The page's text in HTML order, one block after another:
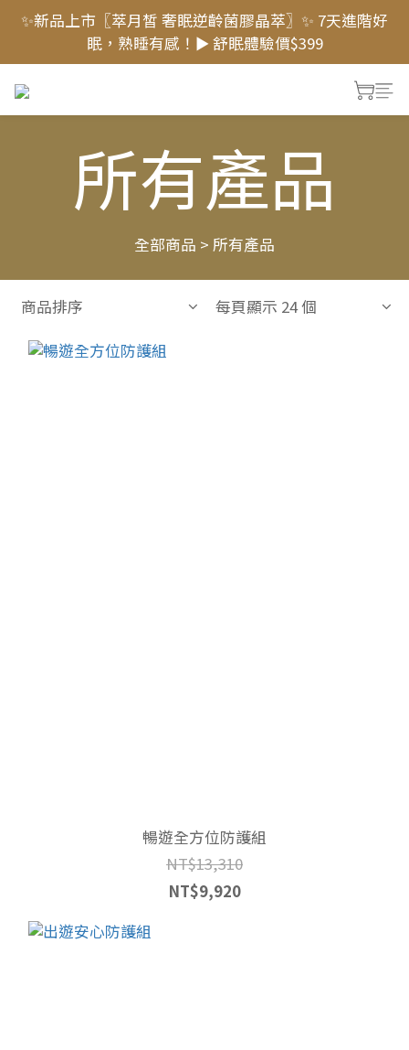
新會員登入送 1000元 購物金💰 首購 享『68折』，超
激優惠⚡
✨新品上市〖萃月皙 奢眠逆齡菌膠晶萃〗✨ 7天進階好
眠，熟睡有感！► 舒眠體驗價$399
新會員登入送 1000元 購物金💰 首購 享『68折』，超
所有產品
全部商品 > 所有產品
商品排序 每頁顯示 24 個
暢遊全方位防護組
NT$13,310
NT$9,920